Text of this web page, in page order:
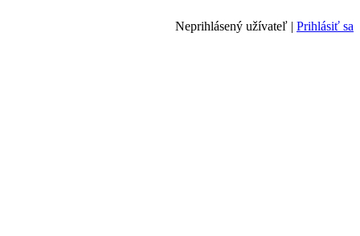
Neprihlásený užívateľ | Prihlásiť sa